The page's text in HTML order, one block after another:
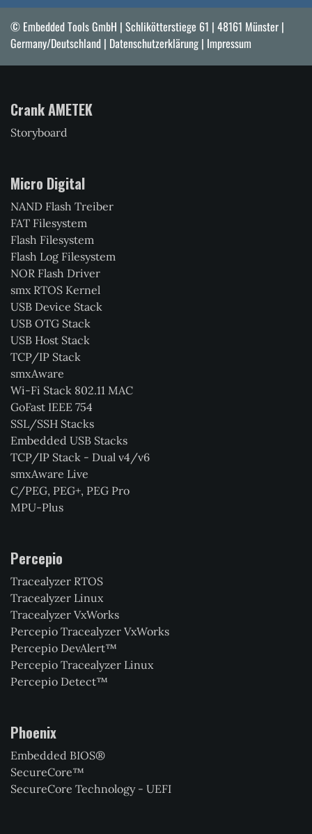
© Embedded Tools GmbH | Schlikötterstiege 61 | 48161 Münster |
Germany/Deutschland | Datenschutzerklärung | Impressum
Crank AMETEK
Storyboard
Micro Digital
NAND Flash Treiber
FAT Filesystem
Flash Filesystem
Flash Log Filesystem
NOR Flash Driver
smx RTOS Kernel
USB Device Stack
USB OTG Stack
USB Host Stack
TCP/IP Stack
smxAware
Wi-Fi Stack 802.11 MAC
GoFast IEEE 754
SSL/SSH Stacks
Embedded USB Stacks
TCP/IP Stack - Dual v4/v6
smxAware Live
C/PEG, PEG+, PEG Pro
MPU-Plus
Percepio
Tracealyzer RTOS
Tracealyzer Linux
Tracealyzer VxWorks
Percepio Tracealyzer VxWorks
Percepio DevAlert™
Percepio Tracealyzer Linux
Percepio Detect™
Phoenix
Embedded BIOS®
SecureCore™
SecureCore Technology - UEFI